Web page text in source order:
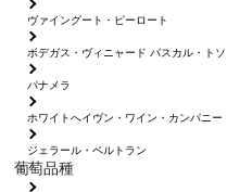
ヴァイングート・ピーロート
ボデガス・ヴィニャード パスカル・トソ
パナメラ
ホワイトへイヴン・ワイン・カンパニー
ジェラール・ベルトラン
葡萄品種